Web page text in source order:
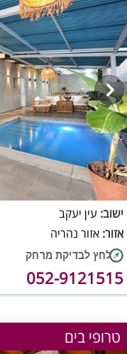
ישוב: עין יעקב
אזור: אזור נהריה
052-9121515
טרופי בים